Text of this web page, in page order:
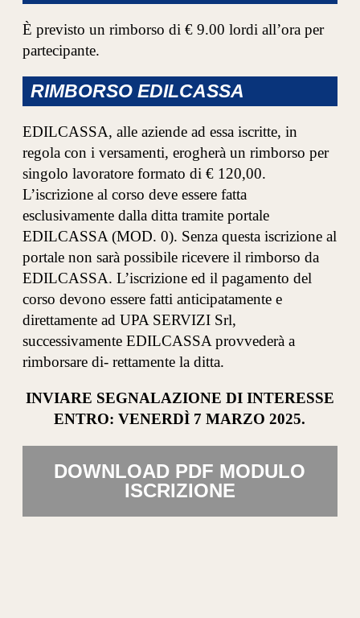
È previsto un rimborso di € 9.00 lordi all’ora per
partecipante.
RIMBORSO EDILCASSA
EDILCASSA, alle aziende ad essa iscritte, in
regola con i versamenti, erogherà un rimborso per
singolo lavoratore formato di € 120,00.
L’iscrizione al corso deve essere fatta
esclusivamente dalla ditta tramite portale
EDILCASSA (MOD. 0). Senza questa iscrizione al
portale non sarà possibile ricevere il rimborso da
EDILCASSA. L’iscrizione ed il pagamento del
corso devono essere fatti anticipatamente e
direttamente ad UPA SERVIZI Srl,
successivamente EDILCASSA provvederà a
rimborsare di- rettamente la ditta.
INVIARE SEGNALAZIONE DI INTERESSE
ENTRO: VENERDÌ 7 MARZO 2025.
DOWNLOAD PDF MODULO
ISCRIZIONE